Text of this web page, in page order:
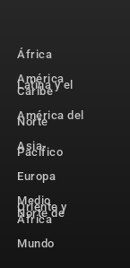
África
América
Latina y el
Caribe
América del
Norte
Asia-
Pacífico
Europa
Medio
Oriente y
Norte de
África
Mundo